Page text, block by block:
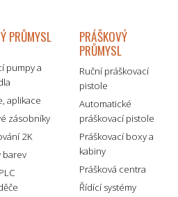
PRŮMYSL
pumpy a
aplikace
zásobníky
2K
barev
PRÁŠKOVÝ
PRŮMYSL
Ruční práškovací
pistole
Automatické
práškovací pistole
Práškovací boxy a
kabiny
Prášková centra
Řídící systémy